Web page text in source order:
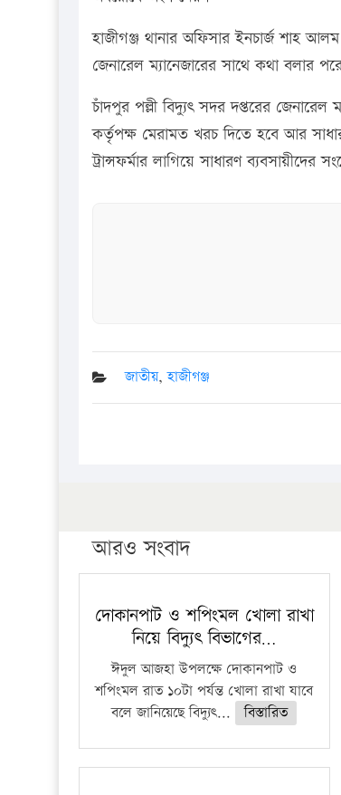
হাজীগঞ্জ থানার অফিসার ইনচার্জ শাহ
জেনারেল ম্যানেজারের সাথে কথা বলার
চাঁদপুর পল্লী বিদ্যুৎ সদর দপ্তরের
কর্তৃপক্ষ মেরামত খরচ দিতে হবে আর
ট্রান্সফর্মার লাগিয়ে সাধারণ ব্যবসায়ীদের
জাতীয়,হাজীগঞ্জ
আরও সংবাদ
দোকানপাট ও শপিংমল খোলা রাখা
নিয়ে বিদ্যুৎ বিভাগের…
ঈদুল আজহা উপলক্ষে দোকানপাট ও
শপিংমল রাত ১০টা পর্যন্ত খোলা রাখা যাবে
বলে জানিয়েছে বিদ্যুৎ...
বিস্তারিত